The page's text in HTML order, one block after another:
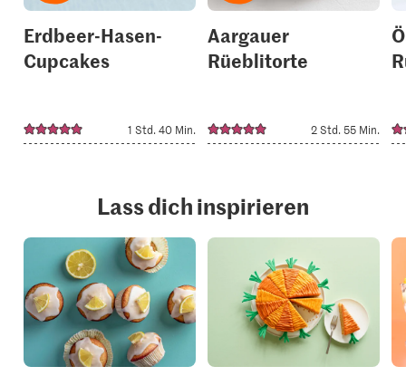
Erdbeer-Hasen-
Cupcakes
1 Std. 40 Min.
Aargauer
Rüeblitorte
2 Std. 55 Min.
Lass dich inspirieren